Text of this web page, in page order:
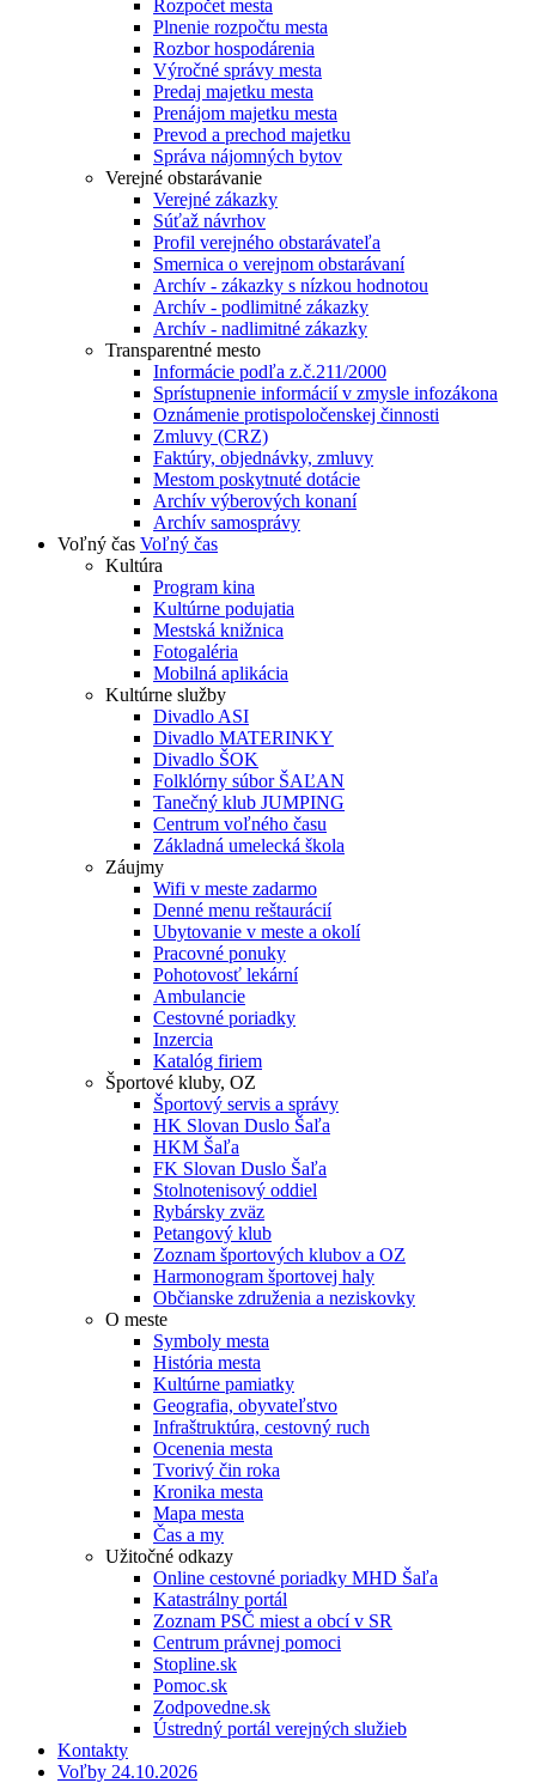
Rozpočet mesta
Plnenie rozpočtu mesta
Rozbor hospodárenia
Výročné správy mesta
Predaj majetku mesta
Prenájom majetku mesta
Prevod a prechod majetku
Správa nájomných bytov
Verejné obstarávanie
Verejné zákazky
Súťaž návrhov
Profil verejného obstarávateľa
Smernica o verejnom obstarávaní
Archív - zákazky s nízkou hodnotou
Archív - podlimitné zákazky
Archív - nadlimitné zákazky
Transparentné mesto
Informácie podľa z.č.211/2000
Sprístupnenie informácií v zmysle infozákona
Oznámenie protispoločenskej činnosti
Zmluvy (CRZ)
Faktúry, objednávky, zmluvy
Mestom poskytnuté dotácie
Archív výberových konaní
Archív samosprávy
Voľný čas Voľný čas
Kultúra
Program kina
Kultúrne podujatia
Mestská knižnica
Fotogaléria
Mobilná aplikácia
Kultúrne služby
Divadlo ASI
Divadlo MATERINKY
Divadlo ŠOK
Folklórny súbor ŠAĽAN
Tanečný klub JUMPING
Centrum voľného času
Základná umelecká škola
Záujmy
Wifi v meste zadarmo
Denné menu reštaurácií
Ubytovanie v meste a okolí
Pracovné ponuky
Pohotovosť lekární
Ambulancie
Cestovné poriadky
Inzercia
Katalóg firiem
Športové kluby, OZ
Športový servis a správy
HK Slovan Duslo Šaľa
HKM Šaľa
FK Slovan Duslo Šaľa
Stolnotenisový oddiel
Rybársky zväz
Petangový klub
Zoznam športových klubov a OZ
Harmonogram športovej haly
Občianske združenia a neziskovky
O meste
Symboly mesta
História mesta
Kultúrne pamiatky
Geografia, obyvateľstvo
Infraštruktúra, cestovný ruch
Ocenenia mesta
Tvorivý čin roka
Kronika mesta
Mapa mesta
Čas a my
Užitočné odkazy
Online cestovné poriadky MHD Šaľa
Katastrálny portál
Zoznam PSČ miest a obcí v SR
Centrum právnej pomoci
Stopline.sk
Pomoc.sk
Zodpovedne.sk
Ústredný portál verejných služieb
Kontakty
Voľby 24.10.2026